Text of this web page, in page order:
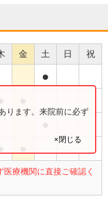
金 土 日 祝
●
療機関に直接ご確認く
ります。来院前に必ず
×閉じる